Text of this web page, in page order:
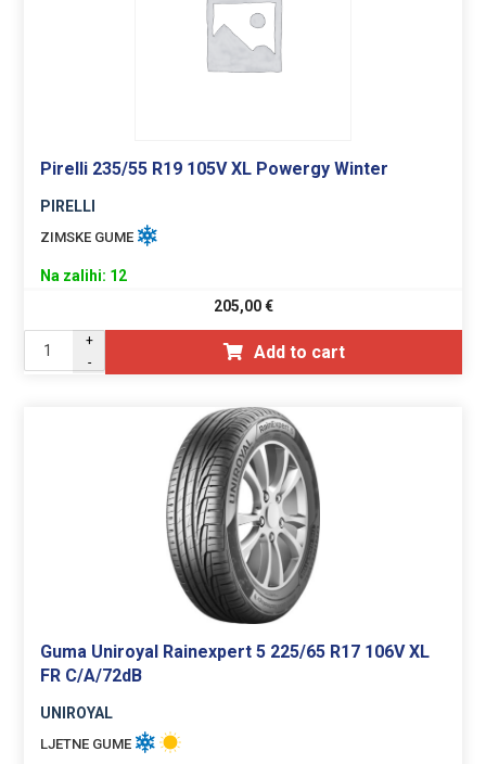
Pirelli 235/55 R19 105V XL Powergy Winter
PIRELLI
ZIMSKE GUME
Na zalihi: 12
205,00€
+
-
Add to cart
Guma Uniroyal Rainexpert 5 225/65 R17 106V XL
FR C/A/72dB
UNIROYAL
LJETNE GUME